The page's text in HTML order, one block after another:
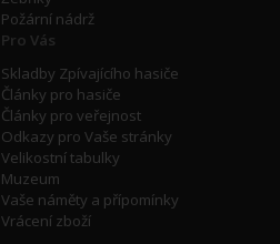
Požární nádrž
Pro Vás
Skladby Zpívajícího hasiče
Články pro hasiče
Články pro veřejnost
Odkazy pro Vaše stránky
Velikostní tabulky
Muzeum
Vaše náměty a přípomínky
Vrácení zboží